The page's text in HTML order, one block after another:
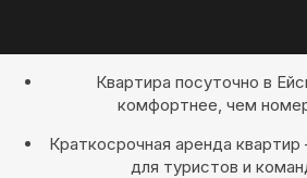
Квартира посуточно в
комфортнее, чем
Краткосрочная аренда
для туристов и